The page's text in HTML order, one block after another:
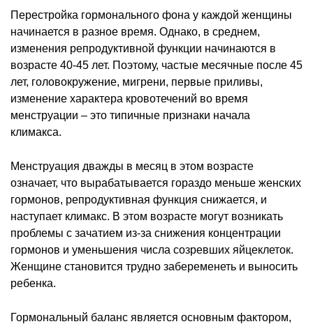
Перестройка гормонального фона у каждой женщины
начинается в разное время. Однако, в среднем,
изменения репродуктивной функции начинаются в
возрасте 40-45 лет. Поэтому, частые месячные после 45
лет, головокружение, мигрени, первые приливы,
изменение характера кровотечений во время
менструации – это типичные признаки начала
климакса.
Менструация дважды в месяц в этом возрасте
означает, что вырабатывается гораздо меньше женских
гормонов, репродуктивная функция снижается, и
наступает климакс. В этом возрасте могут возникать
проблемы с зачатием из-за снижения концентрации
гормонов и уменьшения числа созревших яйцеклеток.
Женщине становится трудно забеременеть и выносить
ребенка.
Гормональный баланс является основным фактором,